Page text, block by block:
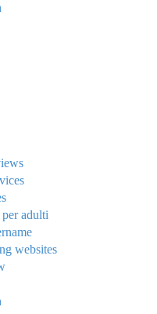
adulti
websites